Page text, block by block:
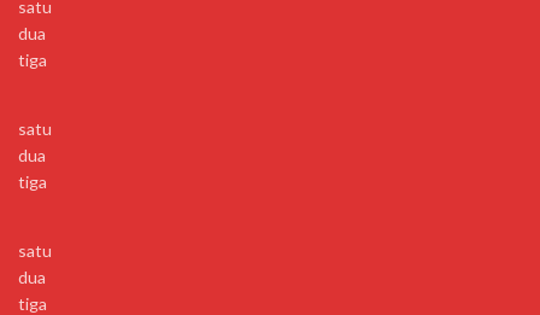
satu
dua
tiga
satu
dua
tiga
satu
dua
tiga